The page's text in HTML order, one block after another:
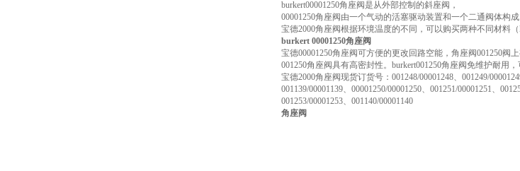
burkert00001250角座阀是从外部控制的斜座阀，
00001250角座阀由一个气动的活塞驱动装置和一个二通阀体构成
宝德2000角座阀根据环境温度的不同，可以购买两种不同材料（
burkert 00001250角座阀
宝德00001250角座阀可方便的更改回路空能，角座阀001250阀
001250角座阀具有高密封性。burkert001250角座阀免维护耐用
宝德2000角座阀现货订货号：001248/00001248、001249/
001139/00001139、00001250/00001250、001251/00001251、
001253/00001253、001140/00001140
角座阀